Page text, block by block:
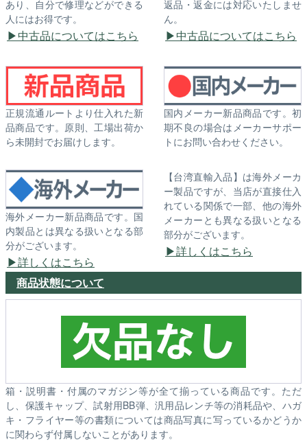
あり、自分で修理などができる
人にはお得です。
中古品についてはこちら
返品・返金には対応いたしませ
ん。
中古品についてはこちら
正規流通ルートより仕入れた新
品商品です。原則、工場出荷か
ら未開封でお届けします。
国内メーカー新品商品です。初
期不良の場合はメーカーサポー
トにお問い合わせください。
海外メーカー新品商品です。国
内製品とは異なる扱いとなる部
分がございます。
詳しくはこちら
【台湾直輸入品】は海外メーカ
ー製品ですが、当店が直接仕入
れている関係で一部、他の海外
メーカーとも異なる扱いとなる
部分がございます。
詳しくはこちら
商品状態について
箱・説明書・付属のマガジン等が全て揃っている商品です。ただ
し、保護キャップ、試射用BB弾、汎用品レンチ等の消耗品や、ハガ
キ・フライヤー等の書類については商品写真に写っているかどうか
に関わらず付属しないことがあります。